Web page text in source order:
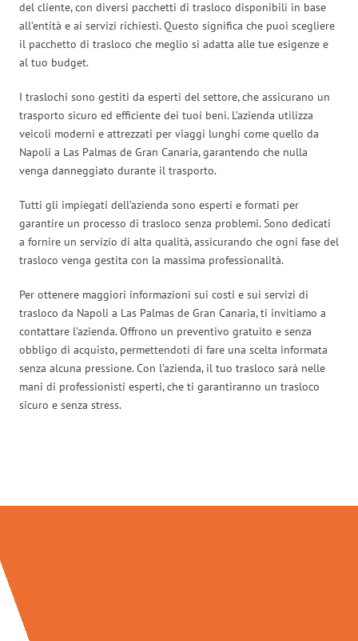
del cliente, con diversi pacchetti di trasloco disponibili in base
all’entità e ai servizi richiesti. Questo significa che puoi scegliere
il pacchetto di trasloco che meglio si adatta alle tue esigenze e
al tuo budget.
I traslochi sono gestiti da esperti del settore, che assicurano un
trasporto sicuro ed efficiente dei tuoi beni. L’azienda utilizza
veicoli moderni e attrezzati per viaggi lunghi come quello da
Napoli a Las Palmas de Gran Canaria, garantendo che nulla
venga danneggiato durante il trasporto.
Tutti gli impiegati dell’azienda sono esperti e formati per
garantire un processo di trasloco senza problemi. Sono dedicati
a fornire un servizio di alta qualità, assicurando che ogni fase del
trasloco venga gestita con la massima professionalità.
Per ottenere maggiori informazioni sui costi e sui servizi di
trasloco da Napoli a Las Palmas de Gran Canaria, ti invitiamo a
contattare l’azienda. Offrono un preventivo gratuito e senza
obbligo di acquisto, permettendoti di fare una scelta informata
senza alcuna pressione. Con l’azienda, il tuo trasloco sarà nelle
mani di professionisti esperti, che ti garantiranno un trasloco
sicuro e senza stress.